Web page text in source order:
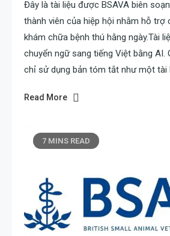
Đây là tài liệu được BSAVA biên
thành viên của hiệp hội nhằm hỗ trợ
khám chữa bệnh thú hằng ngày.Tài
chuyển ngữ sang tiếng Việt bằng AI.
chỉ sử dụng bản tóm tắt như một tài
Read More
7 MINS READ